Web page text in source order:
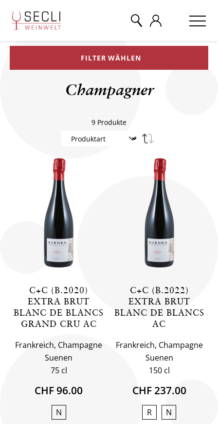
Champagner
FILTER WÄHLEN
9 Produkte
C+C (B.2020)
EXTRA BRUT
BLANC DE BLANCS
GRAND CRU AC
Frankreich, Champagne
Suenen
75 cl
CHF 96.00
N
C+C (B.2022)
EXTRA BRUT
BLANC DE BLANCS
AC
Frankreich, Champagne
Suenen
150 cl
CHF 237.00
R N
CHAMPAGNER
ÜBER UNS
KONTAKT